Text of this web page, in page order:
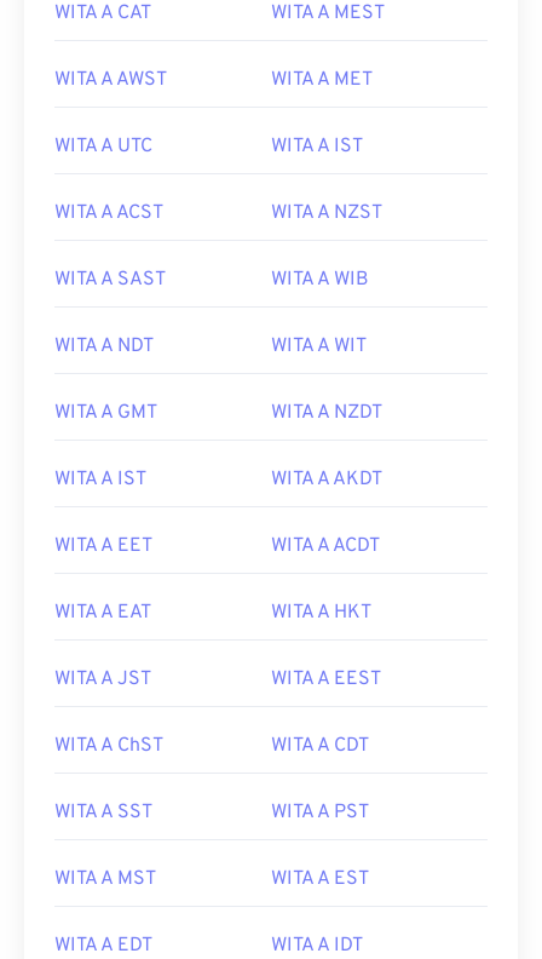
WITA A CAT WITA A MEST
WITA A AWST WITA A MET
WITA A UTC WITA A IST
WITA A ACST WITA A NZST
WITA A SAST WITA A WIB
WITA A NDT WITA A WIT
WITA A GMT WITA A NZDT
WITA A IST WITA A AKDT
WITA A EET WITA A ACDT
WITA A EAT WITA A HKT
WITA A JST WITA A EEST
WITA A ChST WITA A CDT
WITA A SST WITA A PST
WITA A MST WITA A EST
WITA A EDT WITA A IDT